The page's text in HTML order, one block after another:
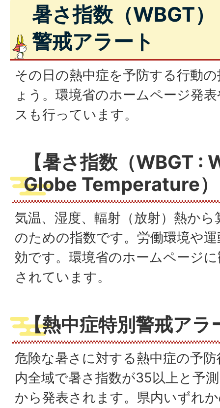
暑さ指数（WBGT
警戒アラート
その日の熱中症を予防する行動
ょう。環境省のホームページ発
スも行っています。
【暑さ指数（WBGT :
Globe Temperature
気温、湿度、輻射（放射）熱か
のための指数です。労働環境や
効です。環境省のホームページ
されています。
【熱中症特別警戒アラ
危険な暑さに対する熱中症の予
内全域で暑さ指数が35以上と予
から発表されます。県内いずれ